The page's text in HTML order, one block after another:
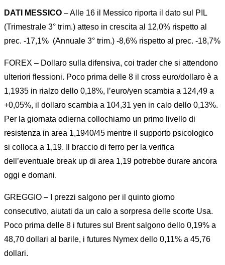
DATI MESSICO – Alle 16 il Messico riporta il dato sul PIL
(Trimestrale 3° trim.) atteso in crescita al 12,0% rispetto al
prec. -17,1% (Annuale 3° trim.) -8,6% rispetto al prec. -18,7%
FOREX – Dollaro sulla difensiva, coi trader che si attendono
ulteriori flessioni. Poco prima delle 8 il cross euro/dollaro è a
1,1935 in rialzo dello 0,18%, l’euro/yen scambia a 124,49 a
+0,05%, il dollaro scambia a 104,31 yen in calo dello 0,13%.
Per la giornata odierna collochiamo un primo livello di
resistenza in area 1,1940/45 mentre il supporto psicologico
si colloca a 1,19. Il braccio di ferro per la verifica
dell’eventuale break up di area 1,19 potrebbe durare ancora
oggi e domani.
GREGGIO – I prezzi salgono per il quinto giorno
consecutivo, aiutati da un calo a sorpresa delle scorte Usa.
Poco prima delle 8 i futures sul Brent salgono dello 0,19% a
48,70 dollari al barile, i futures Nymex dello 0,11% a 45,76
dollari.